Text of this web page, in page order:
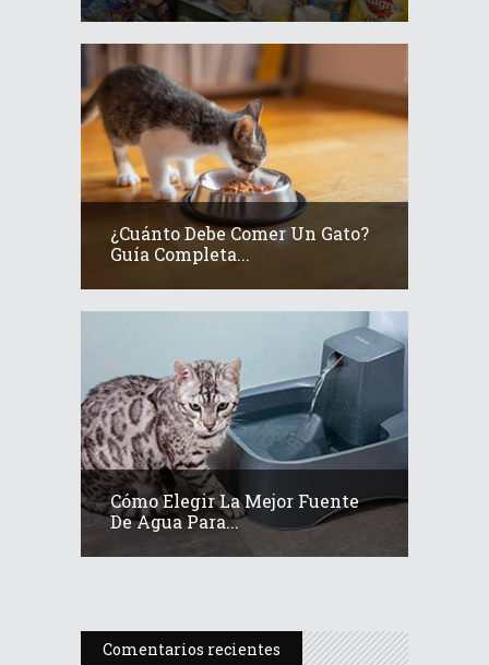
¿Cuánto Debe Comer Un Gato?
Guía Completa...
Cómo Elegir La Mejor Fuente
De Agua Para...
Comentarios recientes